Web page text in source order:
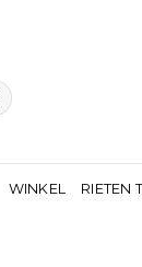
WINKEL RIETEN